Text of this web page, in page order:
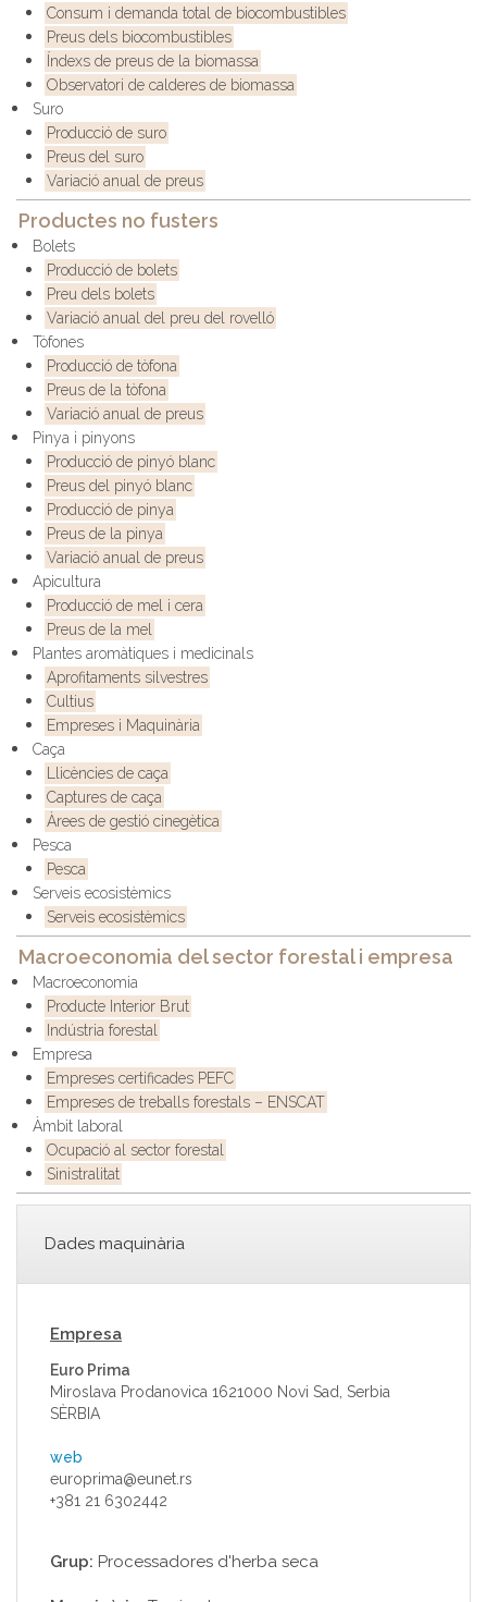
Consum i demanda total de biocombustibles
Preus dels biocombustibles
Índexs de preus de la biomassa
Observatori de calderes de biomassa
Suro
Producció de suro
Preus del suro
Variació anual de preus
Productes no fusters
Bolets
Producció de bolets
Preu dels bolets
Variació anual del preu del rovelló
Tòfones
Producció de tòfona
Preus de la tòfona
Variació anual de preus
Pinya i pinyons
Producció de pinyó blanc
Preus del pinyó blanc
Producció de pinya
Preus de la pinya
Variació anual de preus
Apicultura
Producció de mel i cera
Preus de la mel
Plantes aromàtiques i medicinals
Aprofitaments silvestres
Cultius
Empreses i Maquinària
Caça
Llicències de caça
Captures de caça
Àrees de gestió cinegètica
Pesca
Pesca
Serveis ecosistèmics
Serveis ecosistèmics
Macroeconomia del sector forestal i empresa
Macroeconomia
Producte Interior Brut
Indústria forestal
Empresa
Empreses certificades PEFC
Empreses de treballs forestals – ENSCAT
Àmbit laboral
Ocupació al sector forestal
Sinistralitat
Dades maquinària
Empresa
Euro Prima
Miroslava Prodanovica 1621000 Novi Sad, Serbia
SÈRBIA
web
europrima@eunet.rs
+381 21 6302442
Grup: Processadores d'herba seca